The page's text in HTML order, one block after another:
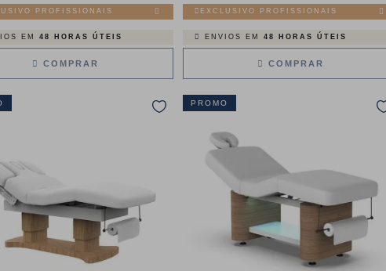
PROFISSIONAIS
EM 48 HORAS ÚTEIS
COMPRAR
EXCLUSIVO PROFISSIONAIS
ENVIOS EM 48 HORAS ÚTEIS
COMPRAR
PROMO